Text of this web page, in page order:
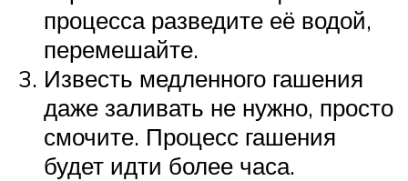
процесса разведите её водой,
перемешайте.
Известь медленного гашения
даже заливать не нужно, просто
смочите. Процесс гашения
будет идти более часа.